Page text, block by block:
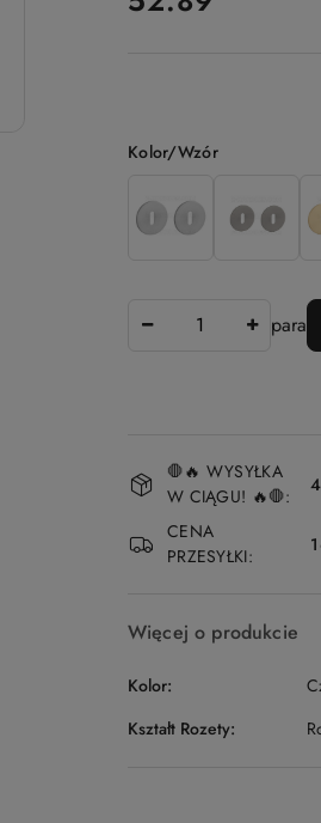
Wariant
Kolor/Wzór
para
Dostępność
i
dostawa
🛑🔥 WYSYŁKA
W CIĄGU! 🔥🛑:
CENA
PRZESYŁKI:
Więcej o produkcie
Kolor:
Kształt Rozety: